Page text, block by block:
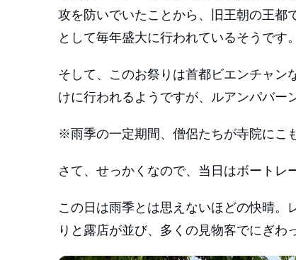
攻を防いでいたことから、旧王朝の王都
として毎年盛大に行われているそうです。
そして、このお祭りは首都ビエンチャ
けに行われるようですが、ルアンパバー
※雨季の一定期間、僧侶たちが寺院にこ
さて、せっかくなので、当日はボートレ
この日は雨季とは思えないほどの快晴。
りと露店が並び、多くの見物客でにぎわ